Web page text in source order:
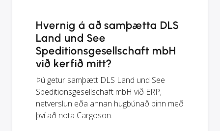
Hvernig á að samþætta DLS
Land und See
Speditionsgesellschaft mbH
við kerfið mitt?
Þú getur samþætt DLS Land und See
Speditionsgesellschaft mbH við ERP,
netverslun eða annan hugbúnað þinn með
því að nota Cargoson.